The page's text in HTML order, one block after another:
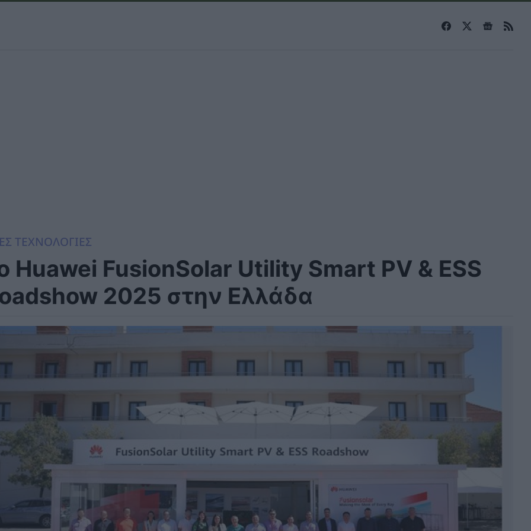
ΤΕΧΝΟΛΟΓΙΕΣ
Huawei FusionSolar Utility Smart PV & ESS
2025 στην Ελλάδα